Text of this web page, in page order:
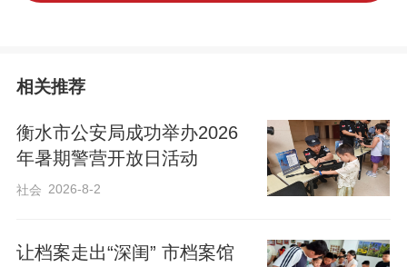
相关推荐
衡水市公安局成功举办2026
年暑期警营开放日活动
社会 2026-8-2
让档案走出“深闺” 市档案馆